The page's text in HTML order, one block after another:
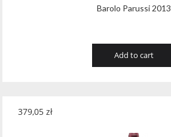
Barolo Parussi 2013
Add to cart
379,05 zł